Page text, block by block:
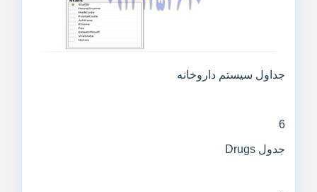
جداول سیستم داروخانه
6
جدول Drugs